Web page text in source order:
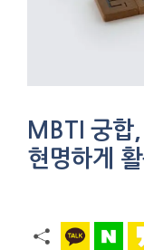
MBTI 궁합
현명하게